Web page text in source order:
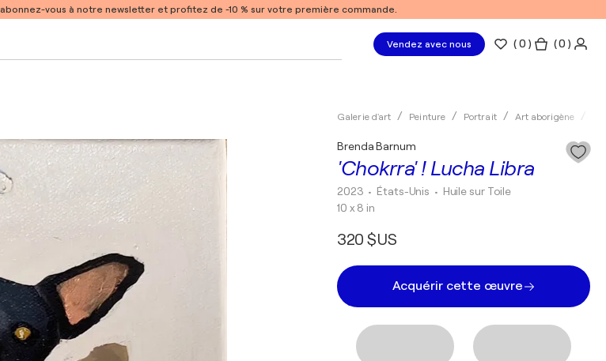
abonnez-vous à notre newsletter et profitez de -10 % sur votre première commande.
Vendez avec nous (0 ) ( 0 )
Galerie d'art Peinture Portrait Art aborigène
'Chokrra' ! Lucha Libra
Brenda Barnum
2023 • États-Unis • Huile sur Toile
10 x 8 in
320 $US
Acquérir cette œuvre